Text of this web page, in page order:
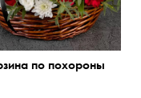
по похороны